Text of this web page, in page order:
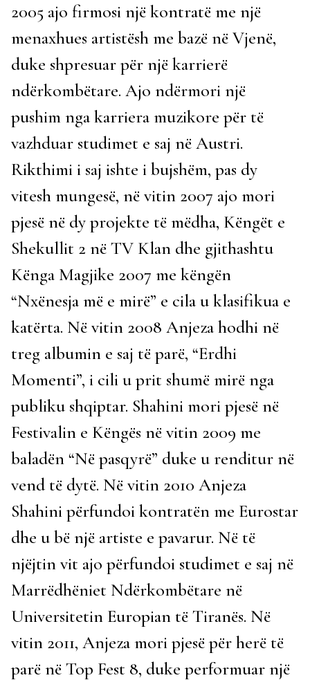
2005 ajo firmosi një kontratë me një
menaxhues artistësh me bazë në Vjenë,
duke shpresuar për një karrierë
ndërkombëtare. Ajo ndërmori një
pushim nga karriera muzikore për të
vazhduar studimet e saj në Austri.
Rikthimi i saj ishte i bujshëm, pas dy
vitesh mungesë, në vitin 2007 ajo mori
pjesë në dy projekte të mëdha, Këngët e
Shekullit 2 në TV Klan dhe gjithashtu
Kënga Magjike 2007 me këngën
“Nxënesja më e mirë” e cila u klasifikua e
katërta. Në vitin 2008 Anjeza hodhi në
treg albumin e saj të parë, “Erdhi
Momenti”, i cili u prit shumë mirë nga
publiku shqiptar. Shahini mori pjesë në
Festivalin e Këngës në vitin 2009 me
baladën “Në pasqyrë” duke u renditur në
vend të dytë. Në vitin 2010 Anjeza
Shahini përfundoi kontratën me Eurostar
dhe u bë një artiste e pavarur. Në të
njëjtin vit ajo përfundoi studimet e saj në
Marrëdhëniet Ndërkombëtare në
Universitetin Europian të Tiranës. Në
vitin 2011, Anjeza mori pjesë për herë të
parë në Top Fest 8, duke performuar një